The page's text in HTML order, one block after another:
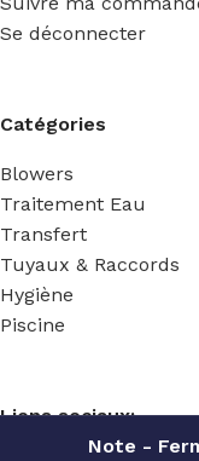
Note -
Se déconnecter
Catégories
Blowers
Traitement Eau
Transfert
Tuyaux & Raccords
Hygiène
Piscine
Liens sociaux: